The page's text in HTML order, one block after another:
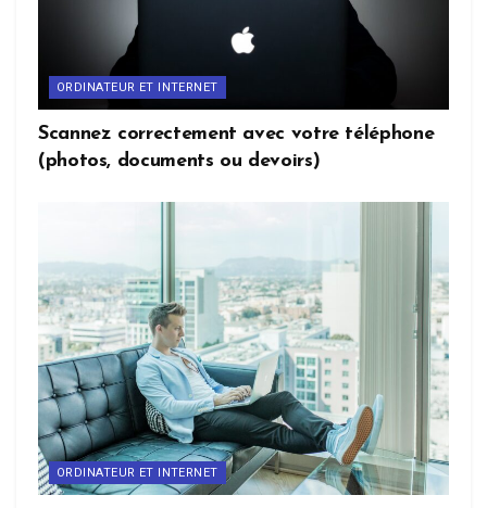
ORDINATEUR ET INTERNET
Scannez correctement avec votre téléphone
(photos, documents ou devoirs)
ORDINATEUR ET INTERNET